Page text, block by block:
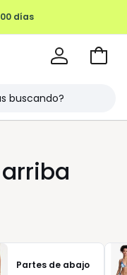
-70%
Ir
Partes de abajo